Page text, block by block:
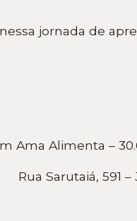
jornada de
Ama Alimenta –
Rua Sarutaiá, 591